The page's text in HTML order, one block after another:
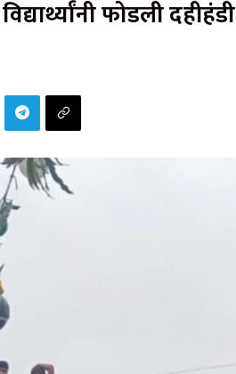
फोडली दहीहंडी